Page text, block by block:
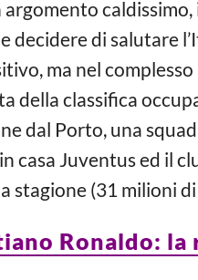
argomento
decidere di salutare
ma nel
della classifica
dal Porto, una
casa Juventus ed il
stagione (31 milioni
Ronaldo: